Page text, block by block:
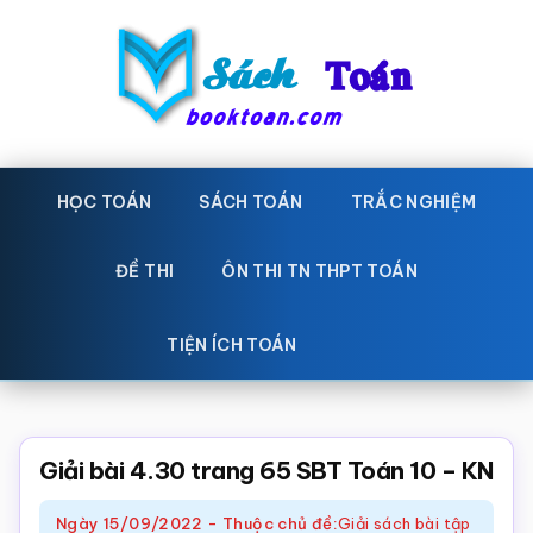
Sách
Toán
toán
Học
toán,
giáo
Toán,
HỌC TOÁN SÁCH TOÁN TRẮC NGHIỆM
ĐỀ THI ÔN THI TN THPT TOÁN
TIỆN ÍCH TOÁN
Giải bài 4.30 trang 65 SBT Toán 10 – KN
Ngày 15/09/2022 - Thuộc chủ đề:Giải sách bài tập